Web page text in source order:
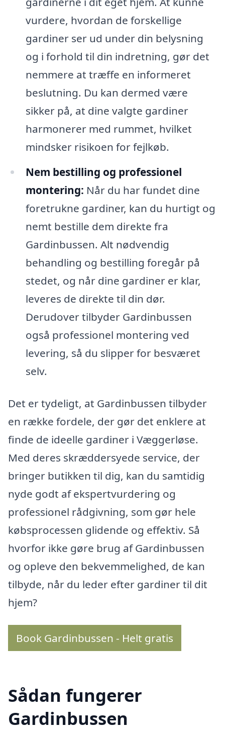
vurdere, hvordan de forskellige
gardiner ser ud under din belysning
og i forhold til din indretning, gør det
nemmere at træffe en informeret
beslutning. Du kan dermed være
sikker på, at dine valgte gardiner
harmonerer med rummet, hvilket
mindsker risikoen for fejlkøb.
Nem bestilling og professionel
montering: Når du har fundet dine
foretrukne gardiner, kan du hurtigt og
nemt bestille dem direkte fra
Gardinbussen. Alt nødvendig
behandling og bestilling foregår på
stedet, og når dine gardiner er klar,
leveres de direkte til din dør.
Derudover tilbyder Gardinbussen
også professionel montering ved
levering, så du slipper for besværet
selv.
Det er tydeligt, at Gardinbussen tilbyder
en række fordele, der gør det enklere at
finde de ideelle gardiner i Væggerløse.
Med deres skræddersyede service, der
bringer butikken til dig, kan du samtidig
nyde godt af ekspertvurdering og
professionel rådgivning, som gør hele
købsprocessen glidende og effektiv. Så
hvorfor ikke gøre brug af Gardinbussen
og opleve den bekvemmelighed, de kan
tilbyde, når du leder efter gardiner til dit
hjem?
Book Gardinbussen - Helt gratis
Sådan fungerer
Gardinbussen